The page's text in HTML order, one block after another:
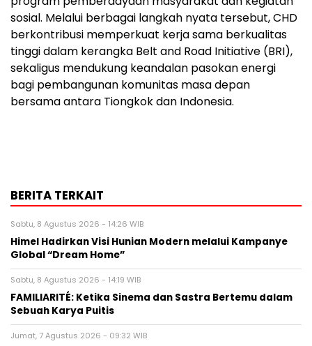
sosial. Melalui berbagai langkah nyata tersebut, CHD
berkontribusi memperkuat kerja sama berkualitas
tinggi dalam kerangka Belt and Road Initiative (BRI),
sekaligus mendukung keandalan pasokan energi
bagi pembangunan komunitas masa depan
bersama antara Tiongkok dan Indonesia.
BERITA TERKAIT
Sabtu, 8 Agustus 2026 - 14:26 WIB
Himel Hadirkan Visi Hunian Modern melalui Kampanye
Global “Dream Home”
Sabtu, 8 Agustus 2026 - 14:19 WIB
FAMILIARITÉ: Ketika Sinema dan Sastra Bertemu dalam
Sebuah Karya Puitis
Jumat, 7 Agustus 2026 - 09:32 WIB